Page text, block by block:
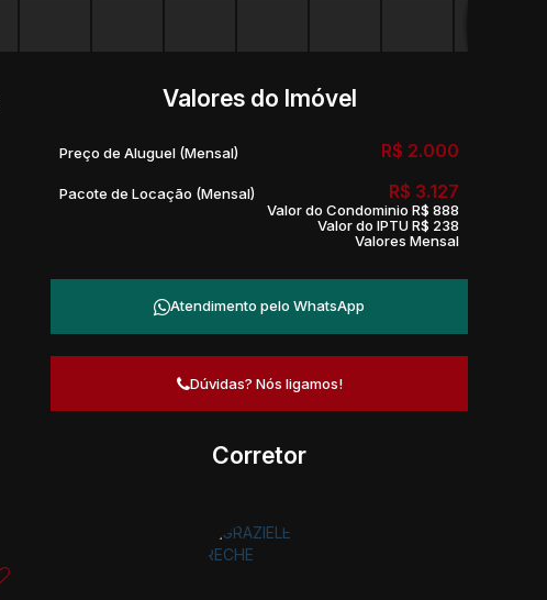
Valores do Imóvel
R$ 2.000
Preço de Aluguel (Mensal)
Valores Mensal
Valor do IPTUR$ 238
Valor do Condominio R$ 888
R$ 3.127
Pacote de Locação (Mensal)
Atendimento pelo WhatsApp
Dúvidas? Nós ligamos!
Corretor